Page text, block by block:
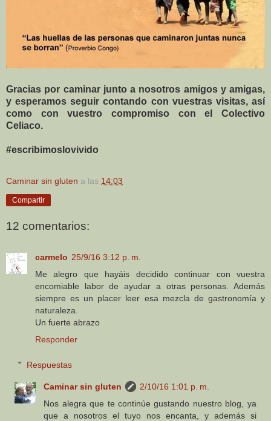
Gracias por caminar junto a nosotros amigos y amigas,
y esperamos seguir contando con vuestras visitas, así
como con vuestro compromiso con el Colectivo
Celiaco.
#escribimoslovivido
Caminar sin gluten a las 14:03
Compartir
12 comentarios:
carmelo 25/9/16 3:12 p. m.
Me alegro que hayáis decidido continuar con vuestra
encomiable labor de ayudar a otras personas. Además
siempre es un placer leer esa mezcla de gastronomía y
naturaleza.
Un fuerte abrazo
Responder
Respuestas
Caminar sin gluten
2/10/16 1:01 p. m.
Nos alegra que te continúe gustando nuestro blog, ya
que a nosotros el tuyo nos encanta, y además si